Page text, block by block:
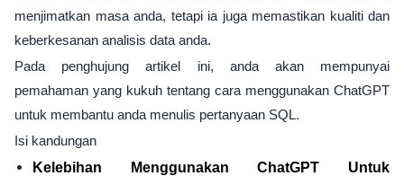
menjimatkan masa anda, tetapi ia juga memastikan kualiti dan
keberkesanan analisis data anda.
Pada penghujung artikel ini, anda akan mempunyai
pemahaman yang kukuh tentang cara menggunakan ChatGPT
untuk membantu anda menulis pertanyaan SQL.
Isi kandungan
Kelebihan Menggunakan ChatGPT Untuk